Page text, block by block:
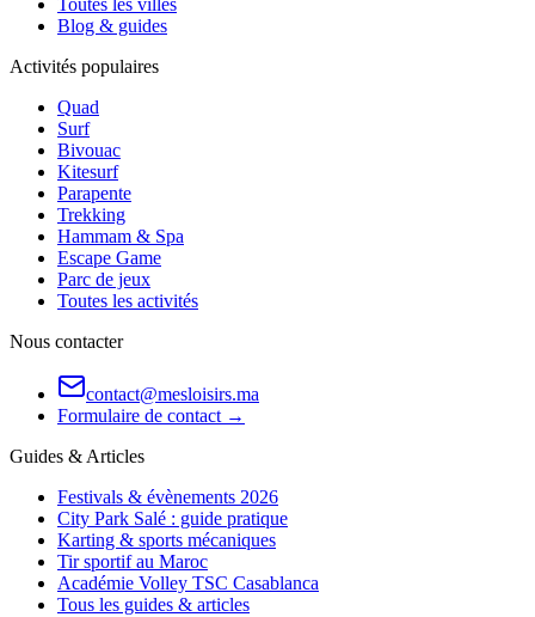
Toutes les villes
Blog & guides
Activités populaires
Quad
Surf
Bivouac
Kitesurf
Parapente
Trekking
Hammam & Spa
Escape Game
Parc de jeux
Toutes les activités
Nous contacter
contact@mesloisirs.ma
Formulaire de contact →
Guides & Articles
Festivals & évènements 2026
City Park Salé : guide pratique
Karting & sports mécaniques
Tir sportif au Maroc
Académie Volley TSC Casablanca
Tous les guides & articles